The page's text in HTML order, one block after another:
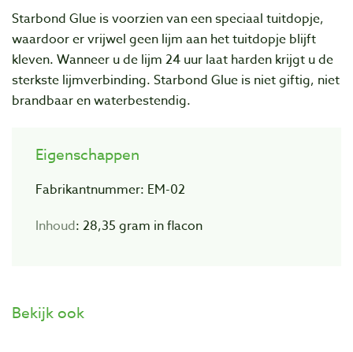
Starbond Glue is voorzien van een speciaal tuitdopje,
waardoor er vrijwel geen lijm aan het tuitdopje blijft
kleven. Wanneer u de lijm 24 uur laat harden krijgt u de
sterkste lijmverbinding. Starbond Glue is niet giftig, niet
brandbaar en waterbestendig.
Eigenschappen
Fabrikantnummer: EM-02
Inhoud: 28,35 gram in flacon
Bekijk ook